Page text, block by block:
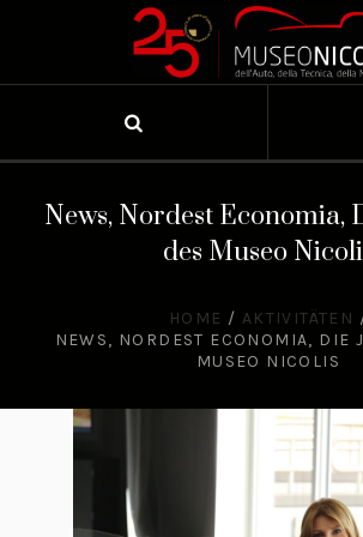
News, Nordest Economia,
des Museo
HOME / AKTIVITÄTEN
NEWS, NORDEST ECONOMIA, DIE
MUSEO NICOLIS